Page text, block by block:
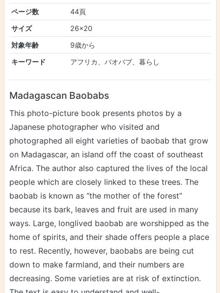
ページ数
44頁
サイズ
26×20
対象年齢
9歳から
キーワード
アフリカ、バオバブ、暮らし
Madagascan Baobabs
This photo-picture book presents photos by a
Japanese photographer who visited and
photographed all eight varieties of baobab that grow
on Madagascar, an island off the coast of southeast
Africa. The author also captured the lives of the local
people which are closely linked to these trees. The
baobab is known as “the mother of the forest”
because its bark, leaves and fruit are used in many
ways. Large, longlived baobab are worshipped as the
home of spirits, and their shade offers people a place
to rest. Recently, however, baobabs are being cut
down to make farmland, and their numbers are
decreasing. Some varieties are at risk of extinction.